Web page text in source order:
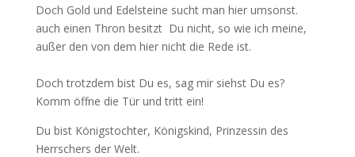
Doch Gold und Edelsteine sucht man hier umsonst.
auch einen Thron besitzt Du nicht, so wie ich meine,
außer den von dem hier nicht die Rede ist.
Doch trotzdem bist Du es, sag mir siehst Du es?
Komm öffne die Tür und tritt ein!
Du bist Königstochter, Königskind, Prinzessin des
Herrschers der Welt.